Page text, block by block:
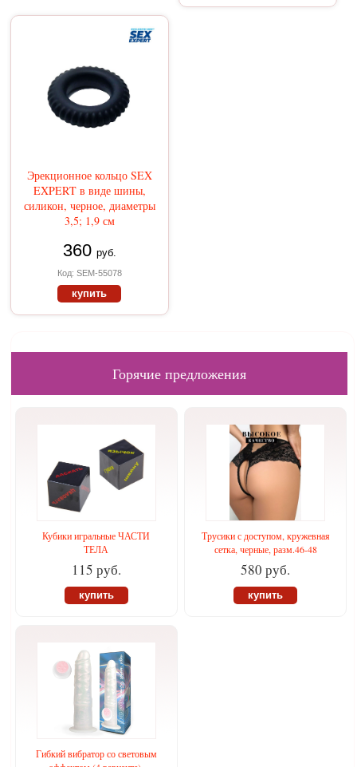
Эрекционное кольцо SEX
EXPERT в виде шины,
силикон, черное, диаметры
3,5; 1,9 см
360 руб.
Код: SEM-55078
купить
Горячие предложения
Кубики игральные ЧАСТИ
ТЕЛА
115 руб.
купить
Трусики с доступом, кружевная
сетка, черные, разм.46-48
580 руб.
купить
Гибкий вибратор со световым